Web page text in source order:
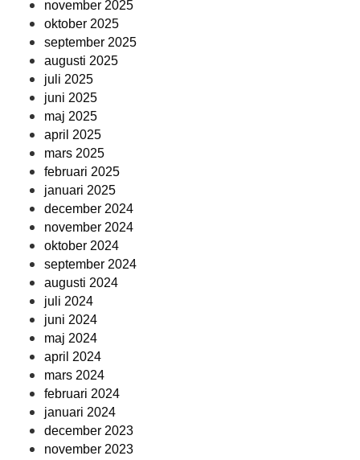
november 2025
oktober 2025
september 2025
augusti 2025
juli 2025
juni 2025
maj 2025
april 2025
mars 2025
februari 2025
januari 2025
december 2024
november 2024
oktober 2024
september 2024
augusti 2024
juli 2024
juni 2024
maj 2024
april 2024
mars 2024
februari 2024
januari 2024
december 2023
november 2023